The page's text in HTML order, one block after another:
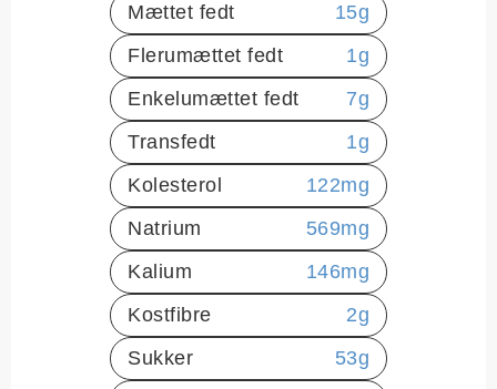
Mættet fedt
15g
Flerumættet fedt
1g
Enkelumættet fedt
7g
Transfedt
1g
Kolesterol
122mg
Natrium
569mg
Kalium
146mg
Kostfibre
2g
Sukker
53g